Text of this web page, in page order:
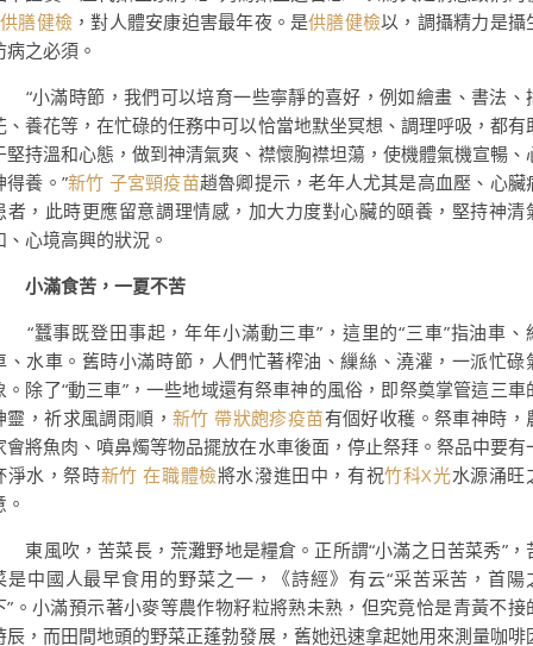
供膳健檢 ，對人體安康迫害最年夜。是供膳健檢以，調攝精力是攝
病之必須。
滿時節，我們可以培育一些寧靜的喜好，例如繪畫、書法、
、養花等，在忙碌的任務中可以恰當地默坐冥想、調理呼吸，都有
堅持溫和心態，做到神清氣爽、襟懷胸襟坦蕩，使機體氣機宣暢、
得養。”新竹 子宮頸疫苗趙魯卿提示，老年人尤其是高血壓、心臟
者，此時更應留意調理情感，加大力度對心臟的頤養，堅持神清
、心境高興的狀況。
滿食苦，一夏不苦
事既登田事起，年年小滿動三車”，這里的“三車”指油車、
、水車。舊時小滿時節，人們忙著榨油、繅絲、澆灌，一派忙碌
。除了“動三車”，一些地域還有祭車神的風俗，即祭奠掌管這三車
靈，祈求風調雨順， 新竹 帶狀皰疹疫苗有個好收穫。祭車神時，
會將魚肉、噴鼻燭等物品擺放在水車後面，停止祭拜。祭品中要有
淨水，祭時新竹 在職體檢將水潑進田中，有祝竹科X光水源涌旺
。
風吹，苦菜長，荒灘野地是糧倉。正所謂“小滿之日苦菜秀”，
是中國人最早食用的野菜之一，《詩經》有云“采苦采苦，首陽
”。小滿預示著小麥等農作物籽粒將熟未熟，但究竟恰是青黃不接
辰，而田間地頭的野菜正蓬勃發展，舊她迅速拿起她用來測量咖啡